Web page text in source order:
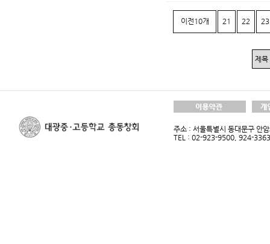
이전10개 21 22 23
주소 : 서울특별시 동대문구
TEL : 02-923-9500, 924-